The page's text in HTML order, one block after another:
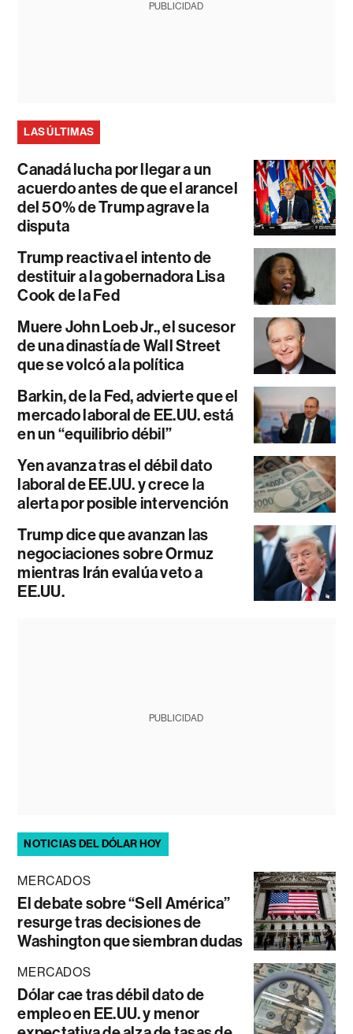
PUBLICIDAD
LAS ÚLTIMAS
Canadá lucha por llegar a un
acuerdo antes de que el arancel
del 50% de Trump agrave la
disputa
Trump reactiva el intento de
destituir a la gobernadora Lisa
Cook de la Fed
Muere John Loeb Jr., el sucesor
de una dinastía de Wall Street
que se volcó a la política
Barkin, de la Fed, advierte que el
mercado laboral de EE.UU. está
en un “equilibrio débil”
Yen avanza tras el débil dato
laboral de EE.UU. y crece la
alerta por posible intervención
Trump dice que avanzan las
negociaciones sobre Ormuz
mientras Irán evalúa veto a
EE.UU.
PUBLICIDAD
NOTICIAS DEL DÓLAR HOY
MERCADOS
El debate sobre “Sell América”
resurge tras decisiones de
Washington que siembran dudas
MERCADOS
Dólar cae tras débil dato de
empleo en EE.UU. y menor